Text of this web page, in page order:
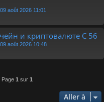
09 août 2026 11:01
и криптовалюте C 56
09 août 2026 10:48
Page 1 sur 1
Aller à